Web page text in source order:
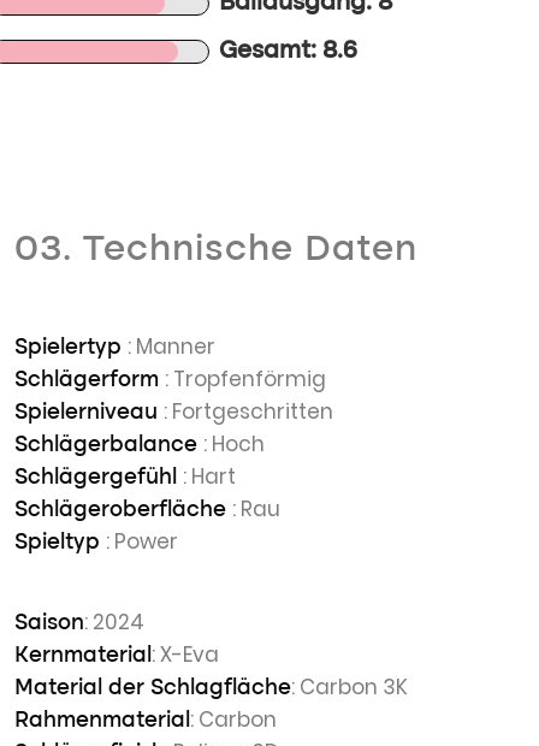
Gesamt: 8.6
03. Technische Daten
Spielertyp : Manner
Schlägerform : Tropfenförmig
Spielerniveau : Fortgeschritten
Schlägerbalance : Hoch
Schlägergefühl : Hart
Schlägeroberfläche : Rau
Spieltyp : Power
Saison: 2024
Kernmaterial : X-Eva
Material der Schlagfläche: Carbon 3K
Rahmenmaterial : Carbon